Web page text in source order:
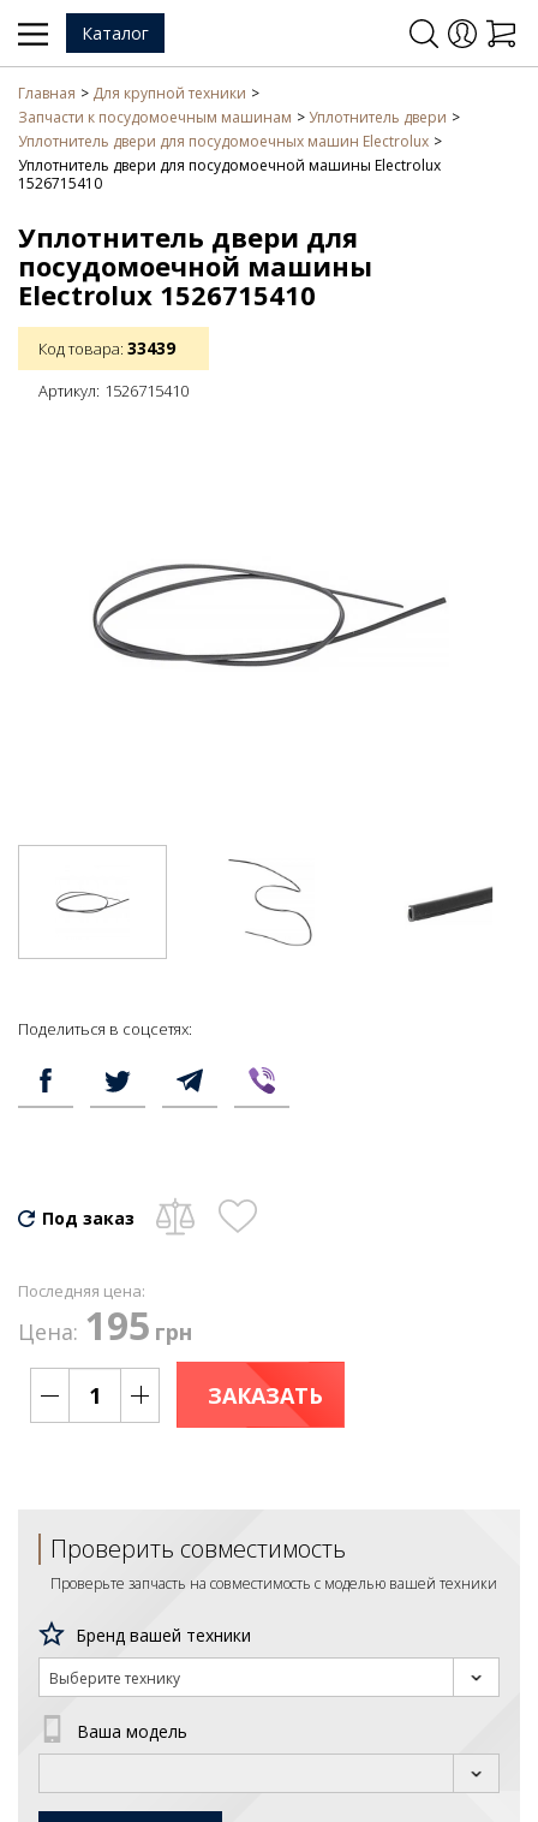
Каталог
Главная
Для крупной техники
Запчасти к посудомоечным машинам
Уплотнитель двери
Уплотнитель двери для посудомоечных машин Electrolux
Уплотнитель двери для посудомоечной машины Electrolux
1526715410
Уплотнитель двери для
посудомоечной машины
Electrolux 1526715410
Код товара: 33439
Артикул: 1526715410
Поделиться в соцсетях:
Под заказ
Последняя цена:
Цена: 195 грн
ЗАКАЗАТЬ
Проверить совместимость
Проверьте запчасть на совместимость с моделью вашей техники
Бренд вашей техники
Выберите технику
Ваша модель